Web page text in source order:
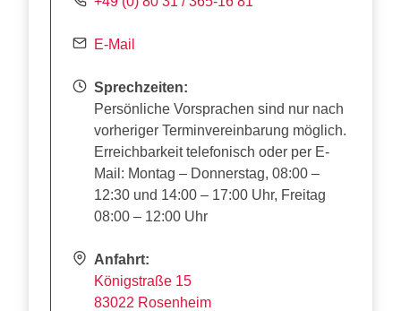
E-Mail
Sprechzeiten:
Persönliche Vorsprachen sind nur nach
vorheriger Terminvereinbarung möglich.
Erreichbarkeit telefonisch oder per E-
Mail: Montag – Donnerstag, 08:00 –
12:30 und 14:00 – 17:00 Uhr, Freitag
08:00 – 12:00 Uhr
Anfahrt:
Königstraße 15
83022 Rosenheim